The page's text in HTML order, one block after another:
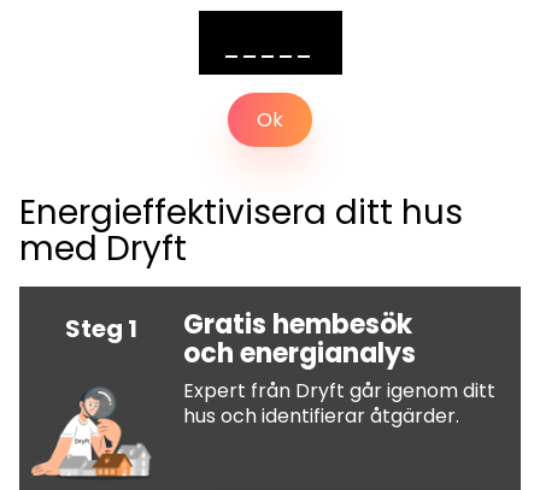
Ok
Energieffektivisera ditt hus
med Dryft
Steg 1 Gratis hembesök
och energianalys
Expert från Dryft går igenom ditt
hus och identifierar åtgärder.